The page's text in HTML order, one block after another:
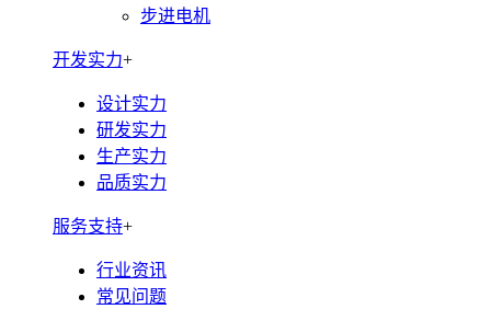
步进电机
开发实力+
设计实力
研发实力
生产实力
品质实力
服务支持+
行业资讯
常见问题